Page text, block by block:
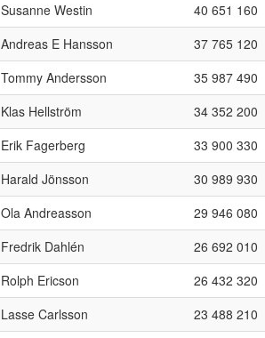
Susanne Westin 40 651 160
Andreas E Hansson 37 765 120
Tommy Andersson 35 987 490
Klas Hellström 34 352 200
Erik Fagerberg 33 900 330
Harald Jönsson 30 989 930
Ola Andreasson 29 946 080
Fredrik Dahlén 26 692 010
Rolph Ericson 26 432 320
Lasse Carlsson 23 488 210